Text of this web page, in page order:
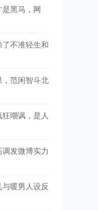
黑马，网
不准轻生和
，范闲智斗北
嘲讽，是人
发微博实力
暖男人设反